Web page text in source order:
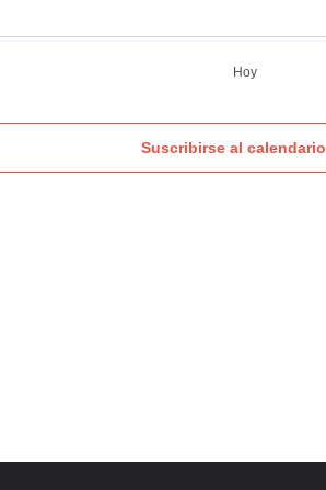
Hoy
Suscribirse al calendario